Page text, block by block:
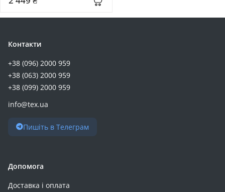
3.3 (+1)
410 (+1)
42 (+1)
4.2 (+1)
5.8 (+1)
70 (+1)
Контакти
+38 (096) 2000 959
+38 (063) 2000 959
+38 (099) 2000 959
info@tex.ua
Пишіть в Телеграм
Допомога
Доставка і оплата